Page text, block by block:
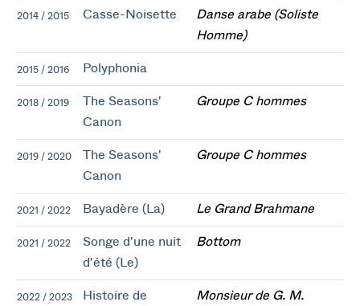
2014 / 2015 Casse-Noisette
Danse arabe (Soliste
Homme)
2015 / 2016 Polyphonia
2018 / 2019
The Seasons'
Canon
Groupe C hommes
2019 / 2020
The Seasons'
Canon
Groupe C hommes
2021 / 2022 Bayadère (La) Le Grand Brahmane
2021 / 2022
Songe d'une nuit
d'été (Le)
Bottom
2022 / 2023
Histoire de
Monsieur de G. M.